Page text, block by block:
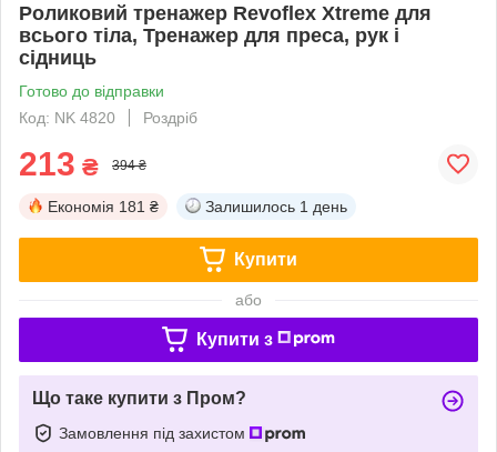
Роликовий тренажер Revoflex Xtreme для
всього тіла, Тренажер для преса, рук і
сідниць
Готово до відправки
Код: NK 4820
Роздріб
213 ₴ 394 ₴
Економія 181 ₴ Залишилось 1 день
Купити
або
Купити з
Що таке купити з Пром?
Замовлення під захистом